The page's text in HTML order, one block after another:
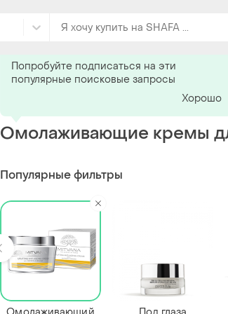
Хендмейд Сделано в Украине
Омолаживающие кремы
Популярные фильтры